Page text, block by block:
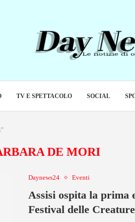
TV E SPETTACOLO SOCIAL
DE MORI
Daynews24 Eventi
Assisi ospita la prima
Festival delle Creature